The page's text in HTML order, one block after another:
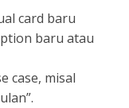
card baru
baru atau
case, misal